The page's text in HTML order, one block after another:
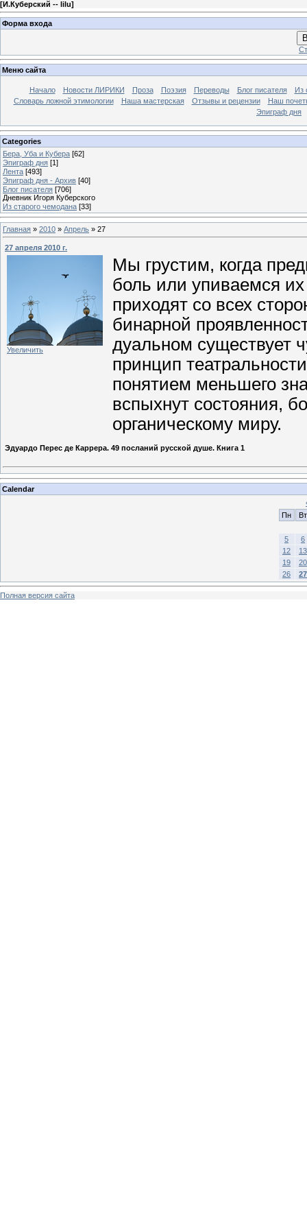
[И.Куберский -- lilu]
Форма входа
Меню сайта
Начало Новости ЛИРИКИ Проза Поэзия Переводы Блог писателя
Из
Словарь ложной этимологии
Наша мастерская Отзывы и рецензии
Наш
Эпиграф дня
Categories
Бера, Уба и Кубера [62]
Эпиграф дня [1]
Лента [493]
Эпиграф дня - Архив [40]
Блог писателя [706]
Дневник Игоря Куберского
Из старого чемодана [33]
Главная » 2010 » Апрель » 27
27 апреля 2010 г.
Увеличить
Мы грустим, когда
боль или упиваемся
приходят со всех
бинарной
дуальном существует
принцип
понятием меньшего
вспыхнут состояния,
органическому миру.
Эдуардо Перес де Каррера. 49 посланий русской душе. Книга 1
Calendar
Пн
Вт
5
6
12
13
19
20
26
27
Полная версия сайта